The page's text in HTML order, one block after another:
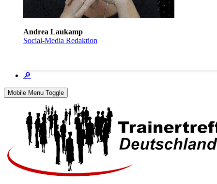
Andrea Laukamp
Social-Media Redaktion
🔎
Mobile Menu Toggle